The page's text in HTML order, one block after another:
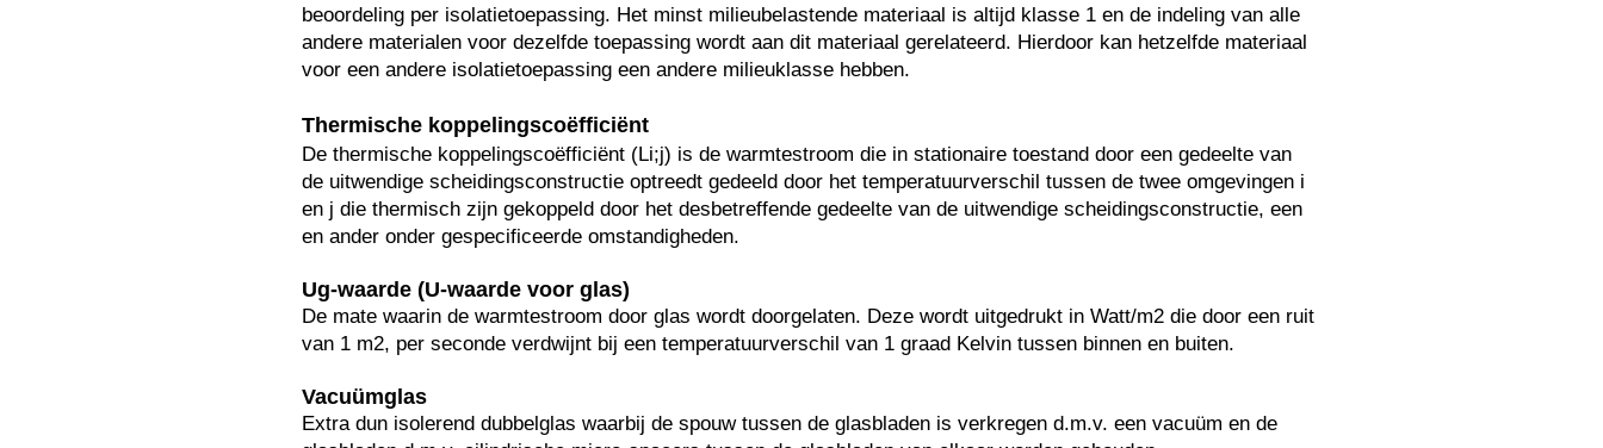
beoordeling per isolatietoepassing. Het minst milieubelastende materiaal is altijd klasse 1 en de indeling van alle
andere materialen voor dezelfde toepassing wordt aan dit materiaal gerelateerd. Hierdoor kan hetzelfde materiaal
voor een andere isolatietoepassing een andere milieuklasse hebben.
Thermische koppelingscoëfficiënt
De thermische koppelingscoëfficiënt (Li;j) is de warmtestroom die in stationaire toestand door een gedeelte van
de uitwendige scheidingsconstructie optreedt gedeeld door het temperatuurverschil tussen de twee omgevingen i
en j die thermisch zijn gekoppeld door het desbetreffende gedeelte van de uitwendige scheidingsconstructie, een
en ander onder gespecificeerde omstandigheden.
Ug-waarde (U-waarde voor glas)
De mate waarin de warmtestroom door glas wordt doorgelaten. Deze wordt uitgedrukt in Watt/m2 die door een ruit
van 1 m2, per seconde verdwijnt bij een temperatuurverschil van 1 graad Kelvin tussen binnen en buiten.
Vacuümglas
Extra dun isolerend dubbelglas waarbij de spouw tussen de glasbladen is verkregen d.m.v. een vacuüm en de